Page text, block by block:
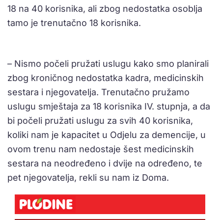
18 na 40 korisnika, ali zbog nedostatka osoblja
tamo je trenutačno 18 korisnika.
– Nismo počeli pružati uslugu kako smo planirali
zbog kroničnog nedostatka kadra, medicinskih
sestara i njegovatelja. Trenutačno pružamo
uslugu smještaja za 18 korisnika IV. stupnja, a da
bi počeli pružati uslugu za svih 40 korisnika,
koliki nam je kapacitet u Odjelu za demencije, u
ovom trenu nam nedostaje šest medicinskih
sestara na neodređeno i dvije na određeno, te
pet njegovatelja, rekli su nam iz Doma.